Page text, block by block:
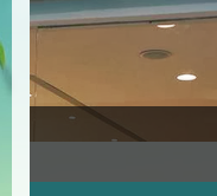
林俞仲
行過深壑